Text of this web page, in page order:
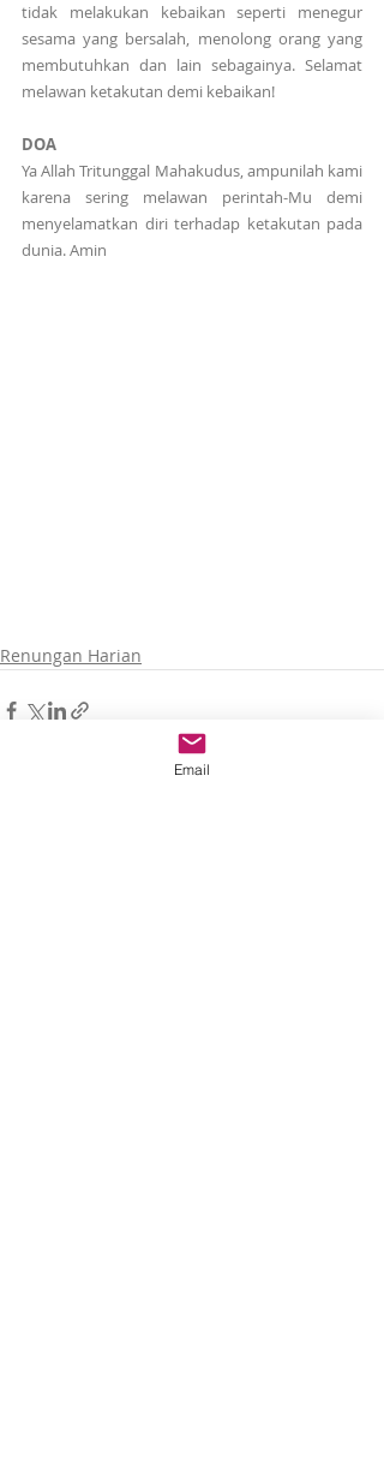
tidak melakukan kebaikan seperti menegur
sesama yang bersalah, menolong orang yang
membutuhkan dan lain sebagainya. Selamat
melawan ketakutan demi kebaikan!
DOA
Ya Allah Tritunggal Mahakudus, ampunilah kami
karena sering melawan perintah-Mu demi
menyelamatkan diri terhadap ketakutan pada
dunia. Amin
Renungan Harian
Email